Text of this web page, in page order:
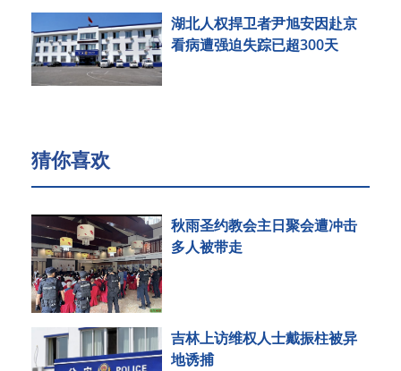
湖北人权捍卫者尹旭安因赴京
看病遭强迫失踪已超300天
猜你喜欢
秋雨圣约教会主日聚会遭冲击
多人被带走
吉林上访维权人士戴振柱被异
地诱捕